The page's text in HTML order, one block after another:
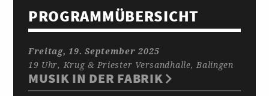
PROGRAMM­ÜBERSICHT
Freitag, 19. September 2025
19 Uhr, Krug & Priester Versandhalle, Balingen
MUSIK IN DER FABRIK